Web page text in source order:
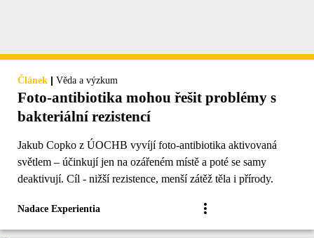
Článek | Věda a výzkum
Foto-antibiotika mohou řešit problémy s
bakteriální rezistencí
Jakub Copko z ÚOCHB vyvíjí foto-antibiotika aktivovaná
světlem – účinkují jen na ozářeném místě a poté se samy
deaktivují. Cíl - nižší rezistence, menší zátěž těla i přírody.
Nadace Experientia